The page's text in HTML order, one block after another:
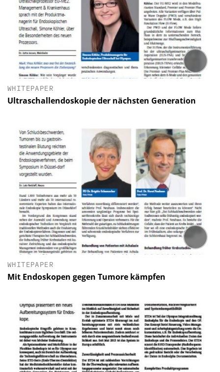
WHITEPAPER
Ultraschallendoskopie der nächsten Generation
WHITEPAPER
Mit Endoskopen gegen Tumore kämpfen